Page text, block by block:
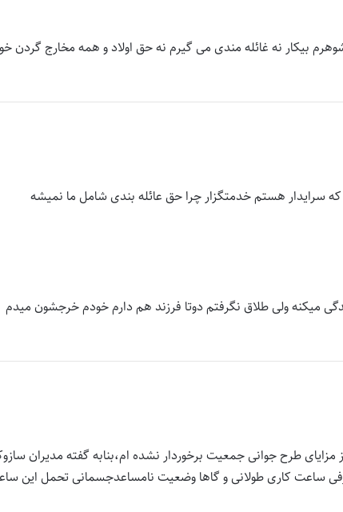
بیکار نه غائله مندی می گیرم نه حق اولاد و همه مخارج گردن
سرایدار هستم خدمتگزار چرا حق عائله بندی شامل ما نمیشه
5سال هست جدا زندگی میکنه ولی طلاق نگرفتم دوتا فرزند هم دارم خودم خرجشون میدم
مزایای طرح جوانی جمعیت برخوردار نشده ام،بنابه گفته مدیران
ساعت کاری طولانی و گاها وضعیت نامساعدجسمانی تحمل این